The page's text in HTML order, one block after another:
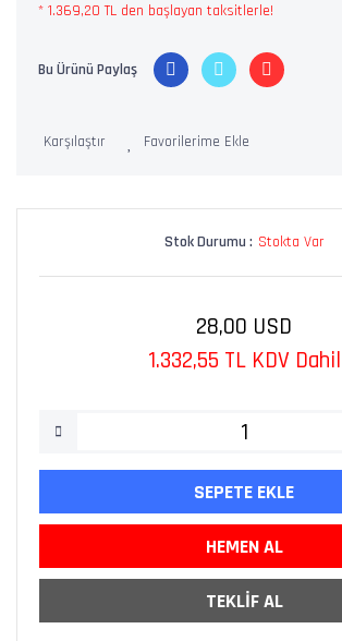
* 1.369,20 TL den başlayan taksitlerle!
Bu Ürünü Paylaş
Karşılaştır
Stok Durumu : Stokta Var
28,00 USD
1.332,55 TL KDV Dahil
SEPETE EKLE
HEMEN AL
TEKLİF AL